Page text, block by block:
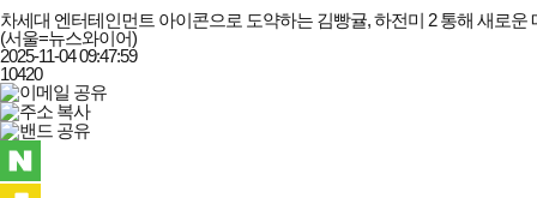
차세대 엔터테인먼트 아이콘으로 도약하는 김빵귤, 하전미 2 통해 새로운
(서울=뉴스와이어)
2025-11-04 09:47:59
10420